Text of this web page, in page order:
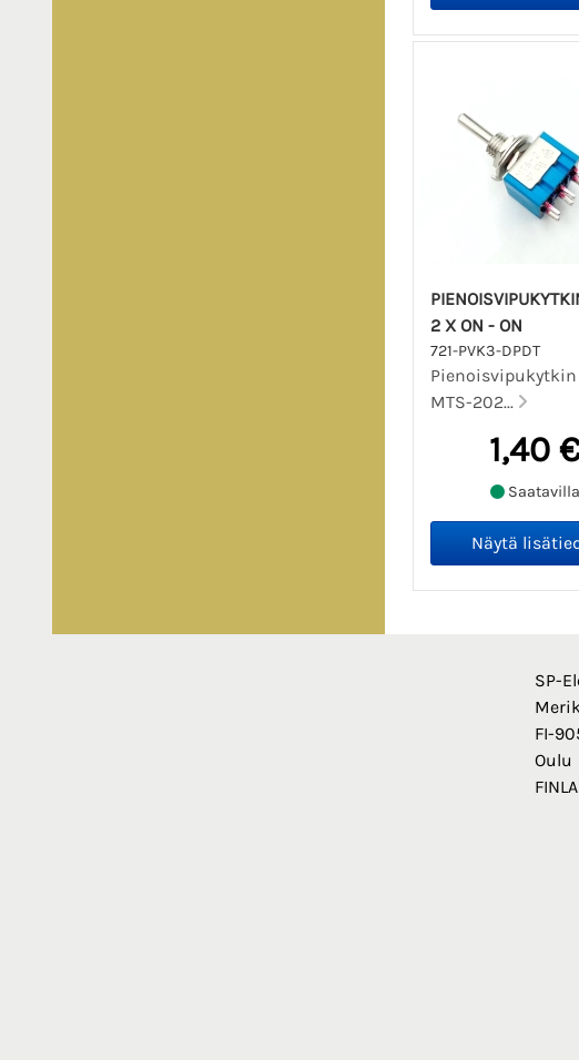
2 X ON - ON
721-PVK3-DPDT
Pienoisvipukytkin
MTS-202...
1,40
Saatavilla
SP-
FI-
Oulu